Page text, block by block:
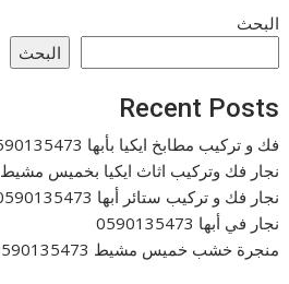
البحث
البحث
Recent Posts
فك و تركيب مطابخ ايكيا بأبها 0590135473
نجار فك وتركيب اثاث ايكيا بخميس مشيط 0590135473
نجار فك و تركيب ستائر أبها 0590135473
نجار في أبها 0590135473
منجرة خشب خميس مشيط 0590135473